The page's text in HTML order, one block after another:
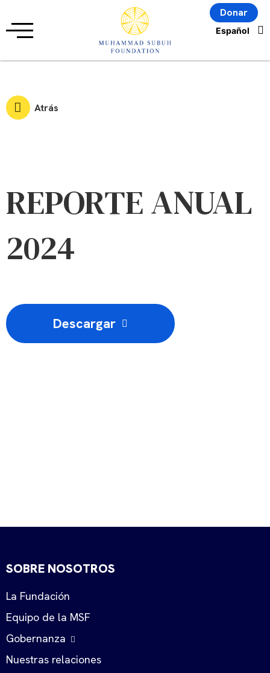
Donar
Atrás
REPORTE ANUAL
2024
Descargar
SOBRE NOSOTROS
La Fundación
Equipo de la MSF
Gobernanza
Nuestras relaciones